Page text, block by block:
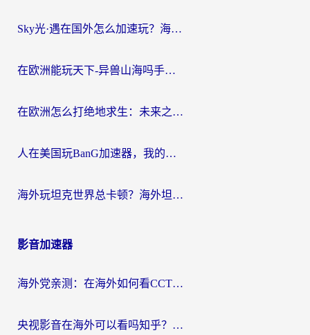
Sky光·遇在国外怎么加速玩？海外党亲测有效的国服游戏加速指南
在欧洲能玩天下-异兽山海吗手游？海外玩家的加速器生存指南
在欧洲怎么打绝地求生：未来之役不卡？留学生亲测的加速器避坑指南
人在美国玩BanG加速器，我的延迟终于绿了
海外玩坦克世界总卡顿？海外坦克世界加速器有哪些？实测好用的选择在这里
影音加速器
海外党亲测：在海外如何看CCTV？告别“仅限大陆播放”的实用指南
央视影音在海外可以看吗知乎？留学生亲测：3步解决地域限制+追剧自由